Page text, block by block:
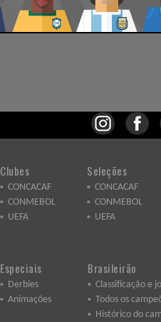
Clubes
CONCACAF
CONMEBOL
UEFA
Seleções
CONCACAF
CONMEBOL
UEFA
Especiais
Derbies
Animações
Brasileirão
Classificação e
Todos os
Histórico do